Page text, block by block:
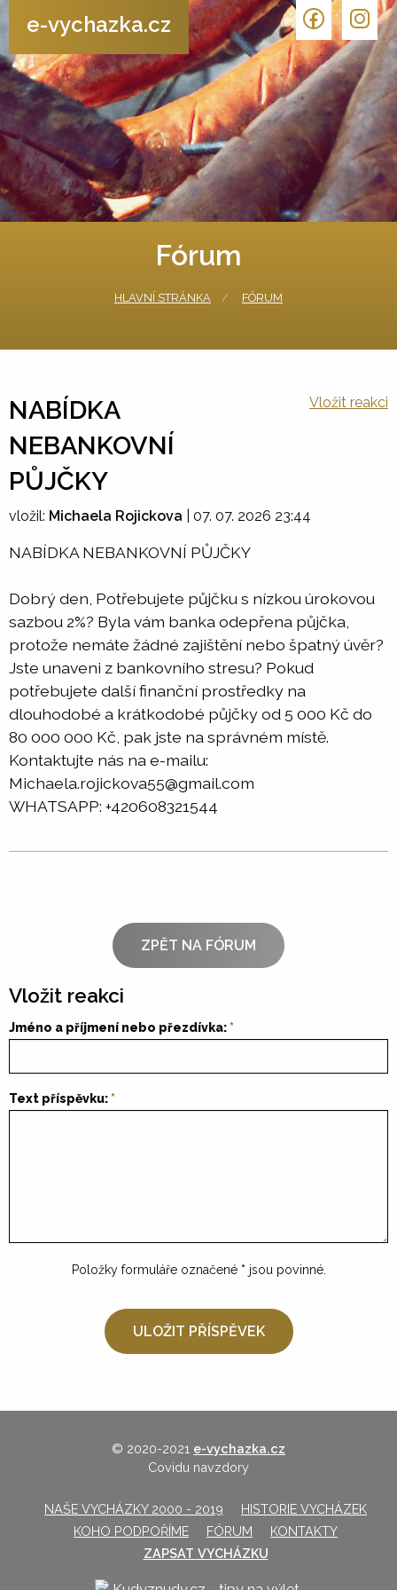
e-vychazka.cz
Fórum
HLAVNÍ STRÁNKA FÓRUM
NABÍDKA
NEBANKOVNÍ
PŮJČKY
Vložit reakci
vložil: Michaela Rojickova 07. 07. 2026 23:44
NABÍDKA NEBANKOVNÍ PŮJČKY
Dobrý den, Potřebujete půjčku s nízkou úrokovou
sazbou 2%? Byla vám banka odepřena půjčka,
protože nemáte žádné zajištění nebo špatný úvěr?
Jste unaveni z bankovního stresu? Pokud
potřebujete další finanční prostředky na
dlouhodobé a krátkodobé půjčky od 5 000 Kč do
80 000 000 Kč, pak jste na správném místě.
Kontaktujte nás na e-mailu:
Michaela.rojickova55@gmail.com
WHATSAPP: +420608321544
ZPĚT NA FÓRUM
Vložit reakci
Jméno a příjmení nebo přezdívka:
Text příspěvku:
Položky formuláře označené * jsou povinné.
© 2020-2021 e-vychazka.cz
Covidu navzdory
NAŠE VYCHÁZKY 2000 - 2019
HISTORIE VYCHÁZEK
KOHO PODPOŘÍME
FÓRUM
KONTAKTY
ZAPSAT VYCHÁZKU